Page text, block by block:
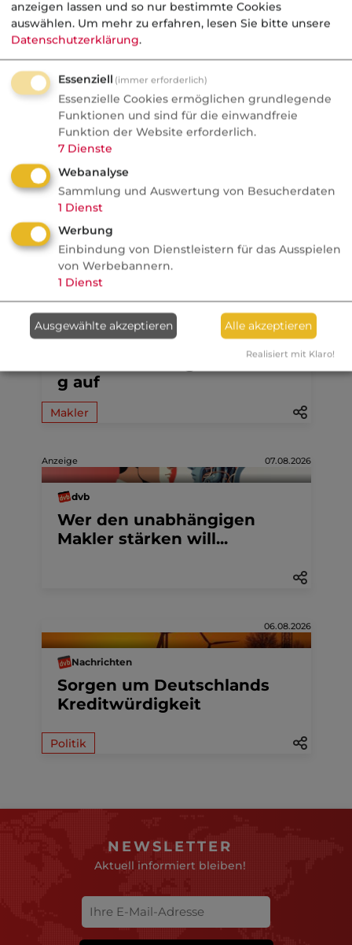
Weiterführende Links
Verrichtungsgehilfen
Kategorie: Gewerbliche Haftpflicht
AktuelleNachrichten
Nachrichten
Check24 gibt eigene
Baufinanzierungsvermittlun
g auf
Makler
Anzeige 07.08.2026
dvb
Wer den unabhängigen
Makler stärken will...
06.08.2026
Nachrichten
Sorgen um Deutschlands
Kreditwürdigkeit
Politik
NEWSLETTER
Aktuell informiert bleiben!
anzeigen lassen und so nur bestimmte Cookies
auswählen. Um mehr zu erfahren, lesen Sie bitte unsere
Datenschutzerklärung.
Essenziell (immer erforderlich)
Essenzielle Cookies ermöglichen grundlegende
Funktionen und sind für die einwandfreie
Funktion der Website erforderlich.
7 Dienste
Webanalyse
Sammlung und Auswertung von Besucherdaten
1 Dienst
Werbung
Einbindung von Dienstleistern für das Ausspielen
von Werbebannern.
1 Dienst
Ausgewählte akzeptieren Alle akzeptieren
Realisiert mit Klaro!